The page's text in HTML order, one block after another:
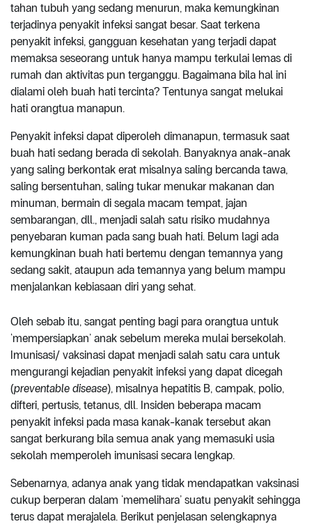
tahan tubuh yang sedang menurun, maka kemungkinan
terjadinya penyakit infeksi sangat besar. Saat terkena
penyakit infeksi, gangguan kesehatan yang terjadi dapat
memaksa seseorang untuk hanya mampu terkulai lemas di
rumah dan aktivitas pun terganggu. Bagaimana bila hal ini
dialami oleh buah hati tercinta? Tentunya sangat melukai
hati orangtua manapun.
Penyakit infeksi dapat diperoleh dimanapun, termasuk saat
buah hati sedang berada di sekolah. Banyaknya anak-anak
yang saling berkontak erat misalnya saling bercanda tawa,
saling bersentuhan, saling tukar menukar makanan dan
minuman, bermain di segala macam tempat, jajan
sembarangan, dll., menjadi salah satu risiko mudahnya
penyebaran kuman pada sang buah hati. Belum lagi ada
kemungkinan buah hati bertemu dengan temannya yang
sedang sakit, ataupun ada temannya yang belum mampu
menjalankan kebiasaan diri yang sehat.
Oleh sebab itu, sangat penting bagi para orangtua untuk
‘mempersiapkan’ anak sebelum mereka mulai bersekolah.
Imunisasi/ vaksinasi dapat menjadi salah satu cara untuk
mengurangi kejadian penyakit infeksi yang dapat dicegah
(preventable disease), misalnya hepatitis B, campak, polio,
difteri, pertusis, tetanus, dll. Insiden beberapa macam
penyakit infeksi pada masa kanak-kanak tersebut akan
sangat berkurang bila semua anak yang memasuki usia
sekolah memperoleh imunisasi secara lengkap.
Sebenarnya, adanya anak yang tidak mendapatkan vaksinasi
cukup berperan dalam ‘memelihara’ suatu penyakit sehingga
terus dapat merajalela. Berikut penjelasan selengkapnya